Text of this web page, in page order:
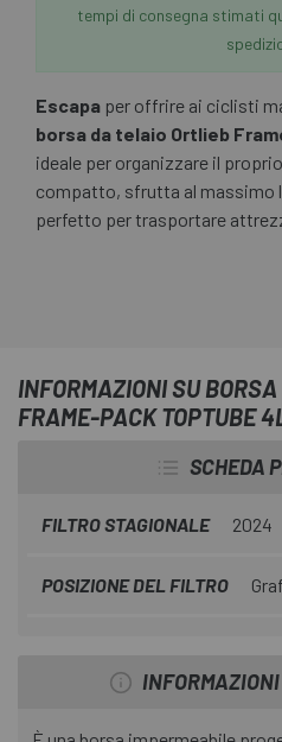
tempi di consegna stimati
Escapa per offrire ai ciclisti
borsa da telaio Ortlieb
ideale per organizzare il
compatto, sfrutta al massimo
perfetto per trasportare
INFORMAZIONI SU
FRAME-PACK TOPTUBE
SCHEDA
FILTRO STAGIONALE 2024
POSIZIONE DEL FILTRO